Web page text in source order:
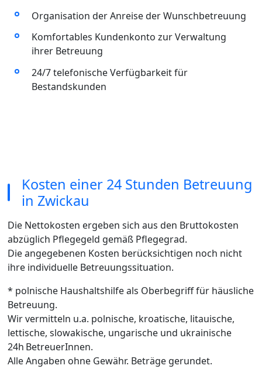
Organisation der Anreise der Wunschbetreuung
Komfortables Kundenkonto zur Verwaltung
ihrer Betreuung
24/7 telefonische Verfügbarkeit für
Bestandskunden
Kosten einer 24 Stunden Betreuung
in Zwickau
Die Nettokosten ergeben sich aus den Bruttokosten
abzüglich Pflegegeld gemäß Pflegegrad.
Die angegebenen Kosten berücksichtigen noch nicht
ihre individuelle Betreuungssituation.
* polnische Haushaltshilfe als Oberbegriff für häusliche
Betreuung.
Wir vermitteln u.a. polnische, kroatische, litauische,
lettische, slowakische, ungarische und ukrainische
24h BetreuerInnen.
Alle Angaben ohne Gewähr. Beträge gerundet.